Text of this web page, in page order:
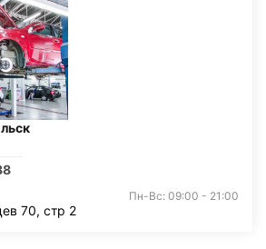
Пн-Вс: 09:00 - 21:00
70, стр 2